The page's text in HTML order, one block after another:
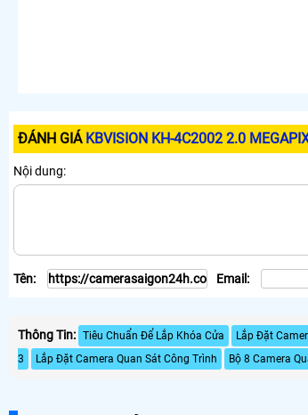
ĐÁNH GIÁ KBVISION KH-4C2002 2.0
Nội dung:
Tên: Email:
Thông Tin: Tiêu Chuẩn Để Lắp Khóa Cửa Lắp Đặt
3
Lắp Đặt Camera Quan Sát Công Trình Bộ 8 Camera